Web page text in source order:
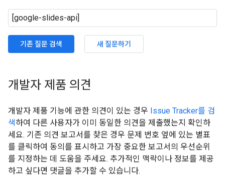
기존 질문 검색 새 질문하기
개발자 제품 의견
개발자 제품 기능에 관한 의견이 있는 경우 Issue Tracker를 검
색하여 다른 사용자가 이미 동일한 의견을 제출했는지 확인하
세요. 기존 의견 보고서를 찾은 경우 문제 번호 옆에 있는 별표
를 클릭하여 동의를 표시하고 가장 중요한 보고서의 우선순위
를 지정하는 데 도움을 주세요. 추가적인 맥락이나 정보를 제공
하고 싶다면 댓글을 추가할 수 있습니다.